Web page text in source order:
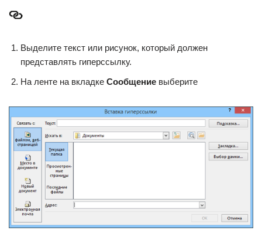
Выделите текст или рисунок, который должен
представлять гиперссылку.
На ленте на вкладке Сообщение выберите